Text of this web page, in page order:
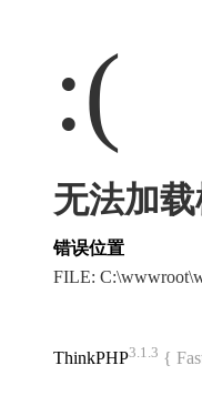
:(
无法加
错误位置
FILE:
ThinkPHP3.1.3 {